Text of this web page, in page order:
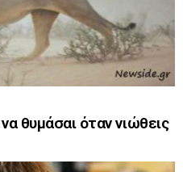
θυμάσαι όταν νιώθεις